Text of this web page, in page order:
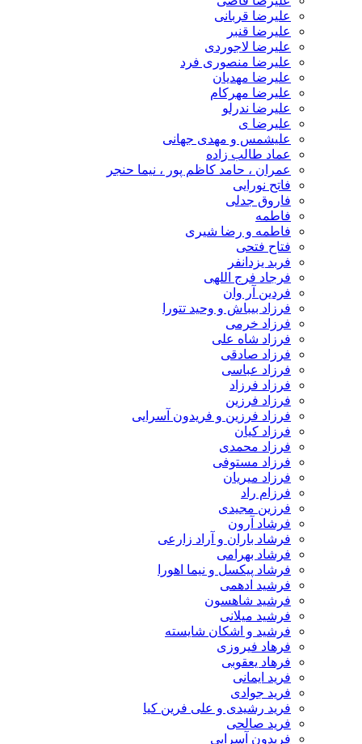
علیرضا قربانی
علیرضا قنبر
علیرضا لاجوردی
علیرضا منصوری فرد
علیرضا مهدیان
علیرضا مهرکام
علیرضا ندرلو
علیرضا ی
علیشمس و مهدی جهانی
عماد طالب زاده
عمران ، حامد کاظم پور ، نیما حنجر
فاتح نورایی
فاروق جدلی
فاطمه
فاطمه و رضا شیری
فتاح فتحی
فربد یزدانفر
فرجاد فرج اللهی
فردین آر وان
فرزاد بیباش و وحید تتورا
فرزاد خرمی
فرزاد شاه علی
فرزاد صادقی
فرزاد عباسی
فرزاد فرزاد
فرزاد فرزین
فرزاد فرزین و فریدون آسرایی
فرزاد کیان
فرزاد محمدی
فرزاد مستوفی
فرزاد میریان
فرزام راد
فرزین مجیدی
فرشاد آرون
فرشاد باران و آراد زارعی
فرشاد بهرامی
فرشاد پیکسل و نیما اهورا
فرشید ادهمی
فرشید شاهسون
فرشید میلانی
فرشید و اشکان شایسته
فرهاد فیروزی
فرهاد یعقوبی
فرید ایمانی
فرید جوادی
فرید رشیدی و علی فرین کیا
فرید صالحی
فریدون آسرایی